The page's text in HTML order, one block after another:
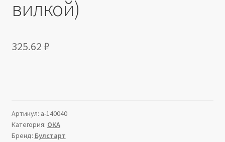
вилкой)
325.62 ₽
Артикул: a-140040
Категория: ОКА
Бренд: Булстарт